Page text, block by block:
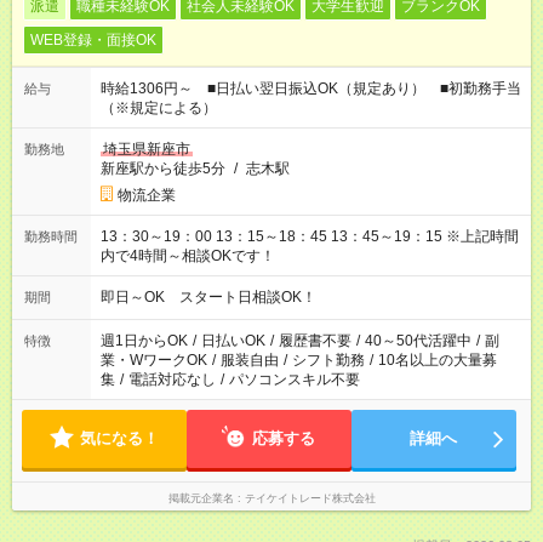
派遣 職種未経験OK 社会人未経験OK 大学生歓迎
ブランクOK
WEB登録・面接OK
給与
時給1306円～ ■日払い翌日振込OK（規定あり） ■初勤務手当
（※規定による）
勤務地
埼玉県新座市
新座駅から徒歩5分 / 志木駅
物流企業
勤務時間
13：30～19：00 13：15～18：45 13：45～19：15 ※上記時間
内で4時間～相談OKです！
期間 即日～OK スタート日相談OK！
特徴 週1日からOK / 日払いOK / 履歴書不要 / 40～50代活躍中 / 副
業・WワークOK / 服装自由 / シフト勤務 / 10名以上の大量募
集 / 電話対応なし / パソコンスキル不要
気になる！ 応募する 詳細へ
掲載元企業名 テイケイトレード株式会社